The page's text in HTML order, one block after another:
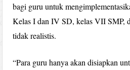
bagi guru untuk
Kelas I dan IV SD, kelas VII SMP,
tidak realistis.
“Para guru hanya akan disiapkan